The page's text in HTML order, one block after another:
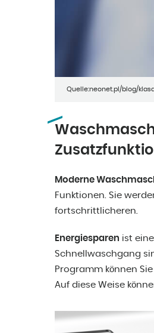
Quelle:neonet.pl/blog/
Moderne
Funktionen. Sie
fortschrittlicheren.
Energiesparen ist
Schnellwaschgang
Programm können
Auf diese Weise